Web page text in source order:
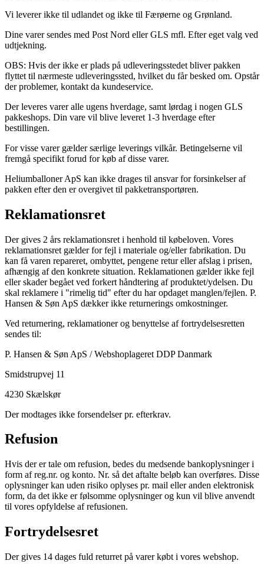
Vi leverer ikke til udlandet og ikke til Færøerne og Grønland.
Dine varer sendes med Post Nord eller GLS mfl. Efter eget valg ved
udtjekning.
OBS: Hvis der ikke er plads på udleveringsstedet bliver pakken
flyttet til nærmeste udleveringssted, hvilket du får besked om. Opstår
der problemer, kontakt da kundeservice.
Der leveres varer alle ugens hverdage, samt lørdag i nogen GLS
pakkeshops. Din vare vil blive leveret 1-3 hverdage efter
bestillingen.
For visse varer gælder særlige leverings vilkår. Betingelserne vil
fremgå specifikt forud for køb af disse varer.
Heliumballoner ApS kan ikke drages til ansvar for forsinkelser af
pakken efter den er overgivet til pakketransportøren.
Reklamationsret
Der gives 2 års reklamationsret i henhold til købeloven. Vores
reklamationsret gælder for fejl i materiale og/eller fabrikation. Du
kan få varen repareret, ombyttet, pengene retur eller afslag i prisen,
afhængig af den konkrete situation. Reklamationen gælder ikke fejl
eller skader begået ved forkert håndtering af produktet/ydelsen. Du
skal reklamere i "rimelig tid" efter du har opdaget manglen/fejlen. P.
Hansen & Søn ApS dækker ikke returnerings omkostninger.
Ved returnering, reklamationer og benyttelse af fortrydelsesretten
sendes til:
P. Hansen & Søn ApS / Webshoplageret DDP Danmark
Smidstrupvej 11
4230 Skælskør
Der modtages ikke forsendelser pr. efterkrav.
Refusion
Hvis der er tale om refusion, bedes du medsende bankoplysninger i
form af reg.nr. og konto. Nr. så det aftalte beløb kan overføres. Disse
oplysninger kan uden risiko oplyses pr. mail eller anden elektronisk
form, da det ikke er følsomme oplysninger og kun vil blive anvendt
til vores opfyldelse af refusionen.
Fortrydelsesret
Der gives 14 dages fuld returret på varer købt i vores webshop.